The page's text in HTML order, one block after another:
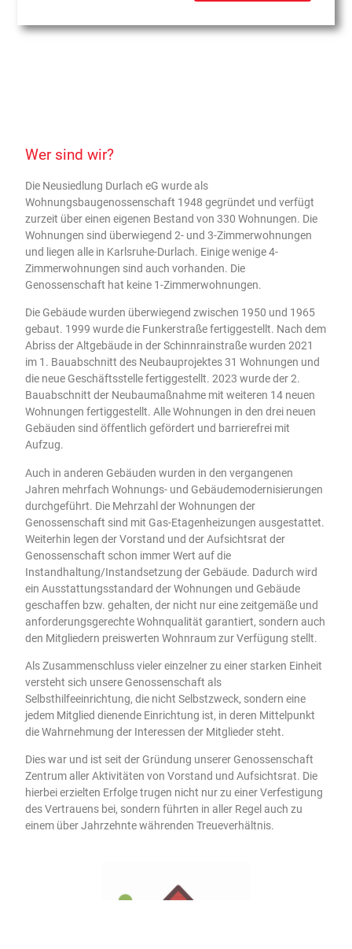
Wer sind wir?
Die Neusiedlung Durlach eG wurde als
Wohnungsbaugenossenschaft 1948 gegründet und verfügt
zurzeit über einen eigenen Bestand von 330 Wohnungen. Die
Wohnungen sind überwiegend 2- und 3-Zimmerwohnungen
und liegen alle in Karlsruhe-Durlach. Einige wenige 4-
Zimmerwohnungen sind auch vorhanden. Die
Genossenschaft hat keine 1-Zimmerwohnungen.
Die Gebäude wurden überwiegend zwischen 1950 und 1965
gebaut. 1999 wurde die Funkerstraße fertiggestellt. Nach dem
Abriss der Altgebäude in der Schinnrainstraße wurden 2021
im 1. Bauabschnitt des Neubauprojektes 31 Wohnungen und
die neue Geschäftsstelle fertiggestellt. 2023 wurde der 2.
Bauabschnitt der Neubaumaßnahme mit weiteren 14 neuen
Wohnungen fertiggestellt. Alle Wohnungen in den drei neuen
Gebäuden sind öffentlich gefördert und barrierefrei mit
Aufzug.
Auch in anderen Gebäuden wurden in den vergangenen
Jahren mehrfach Wohnungs- und Gebäudemodernisierungen
durchgeführt. Die Mehrzahl der Wohnungen der
Genossenschaft sind mit Gas-Etagenheizungen ausgestattet.
Weiterhin legen der Vorstand und der Aufsichtsrat der
Genossenschaft schon immer Wert auf die
Instandhaltung/Instandsetzung der Gebäude. Dadurch wird
ein Ausstattungsstandard der Wohnungen und Gebäude
geschaffen bzw. gehalten, der nicht nur eine zeitgemäße und
anforderungsgerechte Wohnqualität garantiert, sondern auch
den Mitgliedern preiswerten Wohnraum zur Verfügung stellt.
Als Zusammenschluss vieler einzelner zu einer starken Einheit
versteht sich unsere Genossenschaft als
Selbsthilfeeinrichtung, die nicht Selbstzweck, sondern eine
jedem Mitglied dienende Einrichtung ist, in deren Mittelpunkt
die Wahrnehmung der Interessen der Mitglieder steht.
Dies war und ist seit der Gründung unserer Genossenschaft
Zentrum aller Aktivitäten von Vorstand und Aufsichtsrat. Die
hierbei erzielten Erfolge trugen nicht nur zu einer Verfestigung
des Vertrauens bei, sondern führten in aller Regel auch zu
einem über Jahrzehnte währenden Treueverhältnis.